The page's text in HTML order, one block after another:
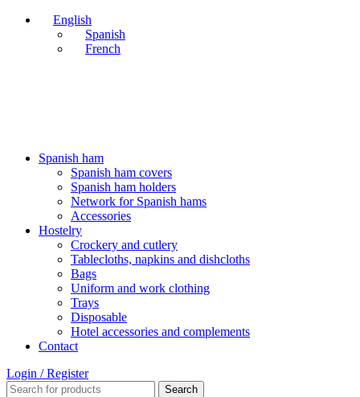
English
Spanish
French
Spanish ham
Spanish ham covers
Spanish ham holders
Network for Spanish hams
Accessories
Hostelry
Crockery and cutlery
Tablecloths, napkins and dishcloths
Bags
Uniform and work clothing
Trays
Disposable
Hotel accessories and complements
Contact
Login / Register
Search